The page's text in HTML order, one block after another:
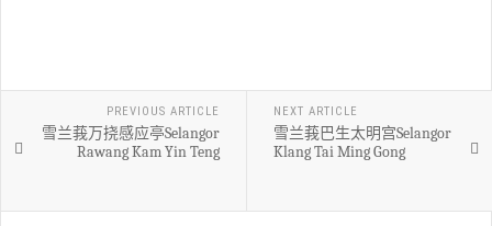
PREVIOUS ARTICLE
雪兰莪万挠感应亭Selangor
Rawang Kam Yin Teng
NEXT ARTICLE
雪兰莪巴生太明宫Selangor
Klang Tai Ming Gong